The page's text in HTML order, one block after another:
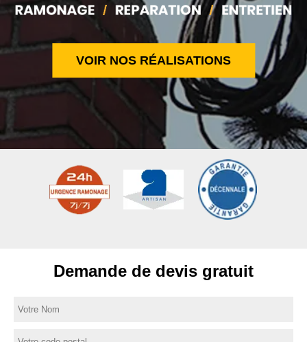
VOIR NOS RÉALISATIONS
Demande de devis gratuit